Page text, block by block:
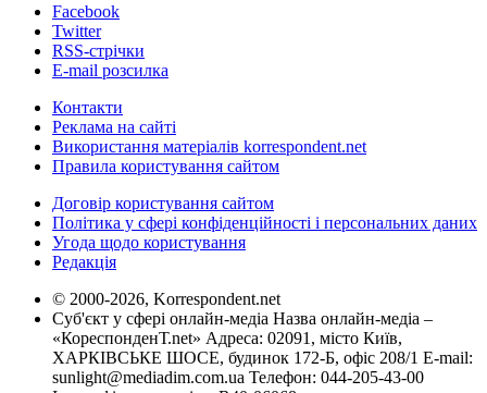
Facebook
Twitter
RSS-стрічки
E-mail розсилка
Контакти
Реклама на сайті
Використання матеріалів korrespondent.net
Правила користування сайтом
Договір користування сайтом
Політика у сфері конфіденційності і персональних даних
Угода щодо користування
Редакція
© 2000-2026, Korrespondent.net
Суб'єкт у сфері онлайн-медіа Назва онлайн-медіа –
«КореспонденТ.net» Адреса: 02091, місто Київ,
ХАРКІВСЬКЕ ШОСЕ, будинок 172-Б, офіс 208/1 E-mail:
sunlight@mediadim.com.ua Телефон: 044-205-43-00